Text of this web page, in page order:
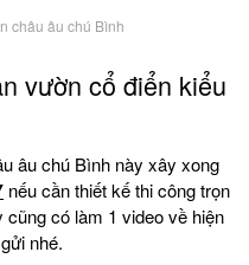
châu âu chú Bình
vườn cổ điển kiểu
âu chú Bình này xây xong
nếu cần thiết kế thi công trọn
cũng có làm 1 video về hiện
nhé.